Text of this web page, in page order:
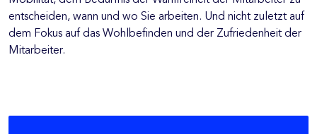
entscheiden, wann und wo Sie arbeiten. Und nicht zuletzt auf
dem Fokus auf das Wohlbefinden und der Zufriedenheit der
Mitarbeiter.